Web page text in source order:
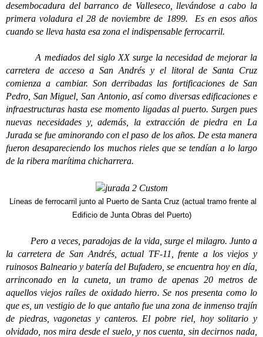
desembocadura del barranco de Valleseco, llevándose a cabo la
primera voladura el 28 de noviembre de 1899. Es en esos años
cuando se lleva hasta esa zona el indispensable ferrocarril.
A mediados del siglo XX surge la necesidad de mejorar la
carretera de acceso a San Andrés y el litoral de Santa Cruz
comienza a cambiar. Son derribadas las fortificaciones de San
Pedro, San Miguel, San Antonio, así como diversas edificaciones e
infraestructuras hasta ese momento ligadas al puerto. Surgen pues
nuevas necesidades y, además, la extracción de piedra en La
Jurada se fue aminorando con el paso de los años. De esta manera
fueron desapareciendo los muchos rieles que se tendían a lo largo
de la ribera marítima chicharrera.
Líneas de ferrocarril junto al Puerto de Santa Cruz (actual tramo frente al
Edificio de Junta Obras del Puerto)
Pero a veces, paradojas de la vida, surge el milagro. Junto a
la carretera de San Andrés, actual TF-11, frente a los viejos y
ruinosos Balneario y batería del Bufadero, se encuentra hoy en día,
arrinconado en la cuneta, un tramo de apenas 20 metros de
aquellos viejos raíles de oxidado hierro. Se nos presenta como lo
que es, un vestigio de lo que antaño fue una zona de inmenso trajín
de piedras, vagonetas y canteros. El pobre riel, hoy solitario y
olvidado, nos mira desde el suelo, y nos cuenta, sin decirnos nada,